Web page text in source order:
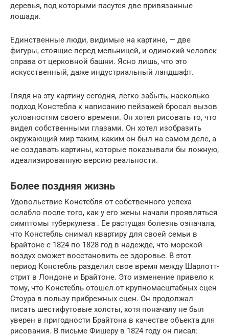
деревья, под которыми пасутся две привязанные
лошади.
Единственные люди, видимые на картине, — две
фигуры, стоящие перед мельницей, и одинокий человек
справа от церковной башни. Ясно лишь, что это
искусственный, даже индустриальный ландшафт.
Глядя на эту картину сегодня, легко забыть, насколько
подход Констебла к написанию пейзажей бросал вызов
условностям своего времени. Он хотел рисовать то, что
видел собственными глазами. Он хотел изобразить
окружающий мир таким, каким он был на самом деле, а
не создавать картины, которые показывали бы ложную,
идеализированную версию реальности.
Более поздняя жизнь
Удовольствие Констебля от собственного успеха
ослабло после того, как у его жены начали проявляться
симптомы туберкулеза . Ее растущая болезнь означала,
что Констебль снимал квартиру для своей семьи в
Брайтоне с 1824 по 1828 год в надежде, что морской
воздух сможет восстановить ее здоровье. В этот
период Констебль разделил свое время между Шарлотт-
стрит в Лондоне и Брайтоне. Это изменение привело к
тому, что Констебль отошел от крупномасштабных сцен
Стоура в пользу прибрежных сцен. Он продолжал
писать шестифутовые холсты, хотя поначалу не был
уверен в пригодности Брайтона в качестве объекта для
рисования. В письме Фишеру в 1824 году он писал: